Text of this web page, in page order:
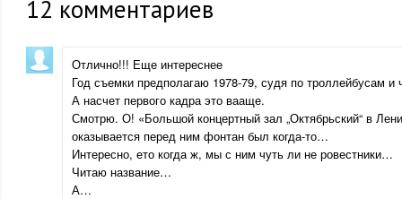
12 комментариев
Отлично!!! Еще интереснее
Год съемки предполагаю 1978-79, судя по троллейбусам
А насчет первого кадра это вааще.
Смотрю. О! «Большой концертный зал „Октябрьский“ в
оказывается перед ним фонтан был когда-то…
Интересно, ето когда ж, мы с ним чуть ли не ровестники…
Читаю название…
А…